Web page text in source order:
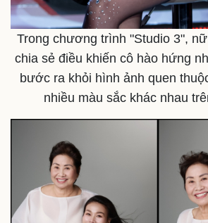
Thể thao
Bóng đá
Lịch thi đấu bóng đá
Thế giới thể thao
eSports
Ô tô -
Ô tô
Xe máy
Tư vấn
Trong chương trình "Studio 3",
chia sẻ điều khiến cô hào hứng
bước ra khỏi hình ảnh quen
nhiều màu sắc khác nhau